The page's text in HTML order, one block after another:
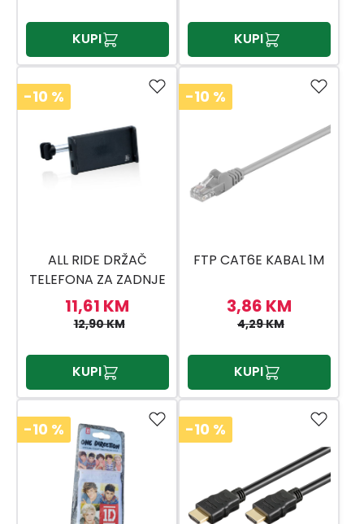
KUPI KUPI
-10 %
ALL RIDE DRŽAČ
TELEFONA ZA ZADNJE
SJEDIŠTE
11,61 KM
12,90 KM
KUPI
-10 %
FTP CAT6E KABAL 1M
3,86 KM
4,29 KM
KUPI
-10 % -10 %